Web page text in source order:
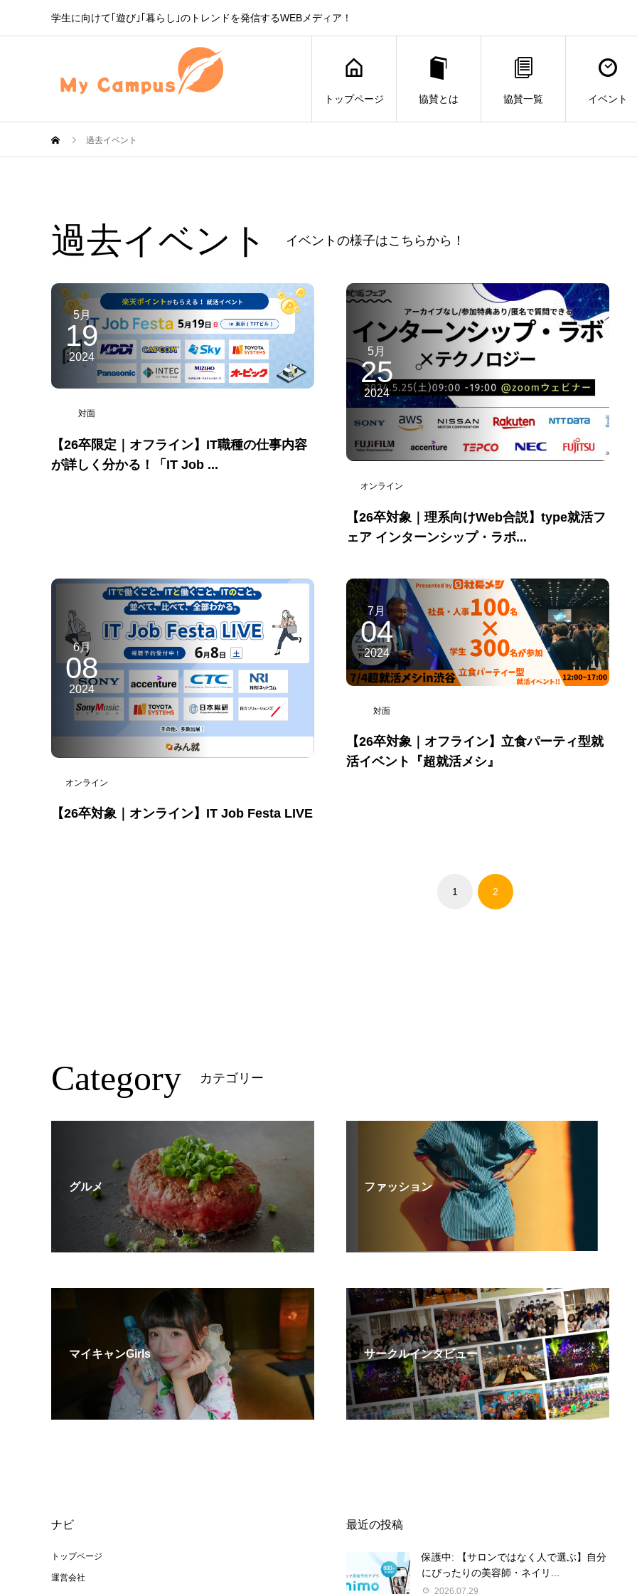
学生に向けて｢遊び｣｢暮らし｣のトレンドを発信するWEBメディア！
トップページ 協賛とは 協賛一覧 イベント
過去イベント
過去イベント イベントの様子はこちらから！
5月
19
2024
対面
【26卒限定｜オフライン】IT職種の仕事内容
が詳しく分かる！「IT Job ...
5月
25
2024
オンライン
【26卒対象｜理系向けWeb合説】type就活フ
ェア インターンシップ・ラボ...
6月
08
2024
オンライン
【26卒対象｜オンライン】IT Job Festa LIVE
7月
04
2024
対面
【26卒対象｜オフライン】立食パーティ型就
活イベント『超就活メシ』
1 2
Category カテゴリー
グルメ ファッション
マイキャンGirls サークルインタビュー
ナビ
トップページ
運営会社
最近の投稿
保護中: 【サロンではなく人で選ぶ】自分
にぴったりの美容師・ネイリ...
2026.07.29